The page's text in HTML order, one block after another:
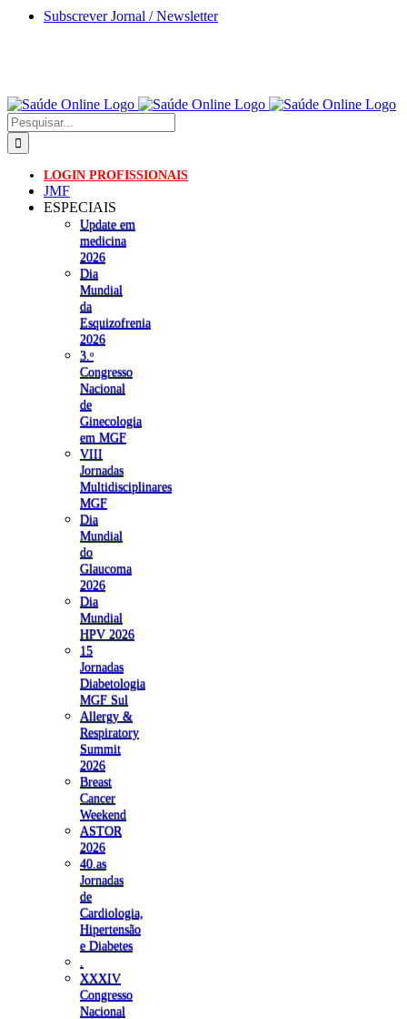
Skip
Subscrever Jornal / Newsletter
Pesquisar
LOGIN PROFISSIONAIS
JMF
ESPECIAIS
Update em
medicina
2026
Dia
Mundial
da
Esquizofrenia
2026
3.ᵒ
Congresso
Nacional
de
Ginecologia
em MGF
VIII
Jornadas
Multidisciplinares
MGF
Dia
Mundial
do
Glaucoma
2026
Dia
Mundial
HPV 2026
15
Jornadas
Diabetologia
MGF Sul
Allergy &
Respiratory
Summit
2026
Breast
Cancer
Weekend
ASTOR
2026
40.as
Jornadas
de
Cardiologia,
Hipertensão
e Diabetes
XXXIV
Congresso
Nacional